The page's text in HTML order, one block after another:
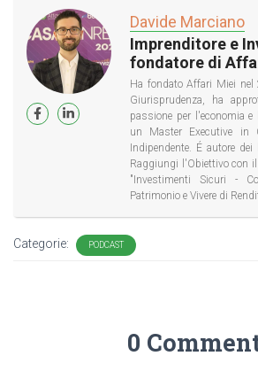
Davide Marciano
Imprenditore e
fondatore di
Ha fondato Affari Miei nel
Giurisprudenza, ha
passione per l'economia
un Master Executive in
Indipendente. É autore
Raggiungi l'Obiettivo con
"Investimenti Sicuri -
Patrimonio e Vivere di
Categorie: PODCAST
0